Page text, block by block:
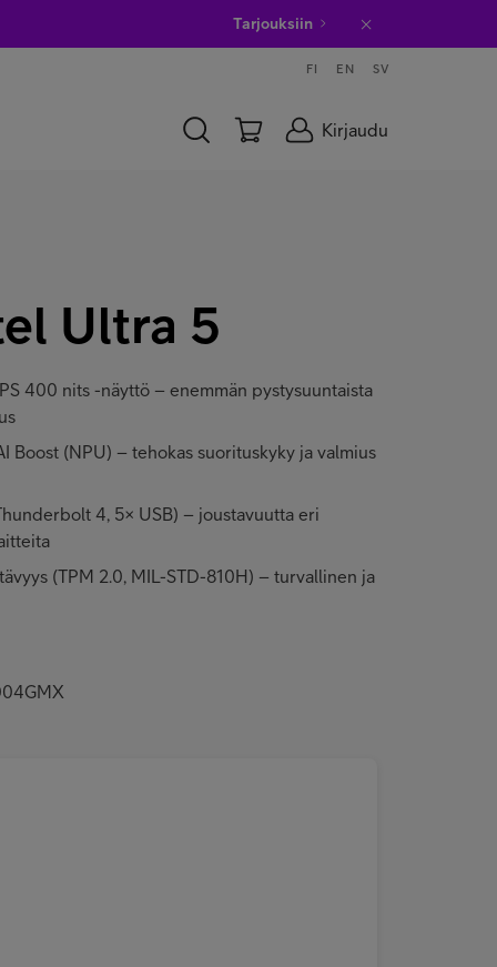
Tarjouksiin
FI EN SV
Kirjaudu
Ultra 5
400 nits -näyttö – enemmän pystysuuntaista
Boost (NPU) – tehokas suorituskyky ja valmius
4, 5× USB) – joustavuutta eri
(TPM 2.0, MIL-STD-810H) – turvallinen ja